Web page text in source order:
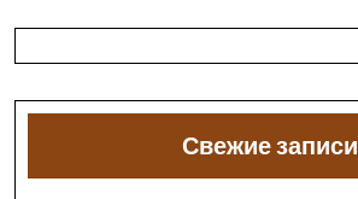
Свежие записи